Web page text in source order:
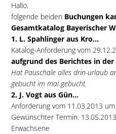
Hallo,
folgende beiden Buchungen
Gesamtkatalog Bayerischer
1. L. Spahlinger aus Kro...
Katalog-Anforderung vom
aufgrund des Berichtes in der
Hat Pauschale alles drin-urlaub
gebucht im mai gebucht.
2. J. Vogt aus Gün...
Anforderung vom 11.03.2013
Gewünschter Termin:
Erwachsene